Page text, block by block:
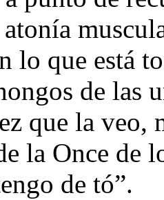
atonía
lo que está
de las
que la veo,
la Once de
de tó”.